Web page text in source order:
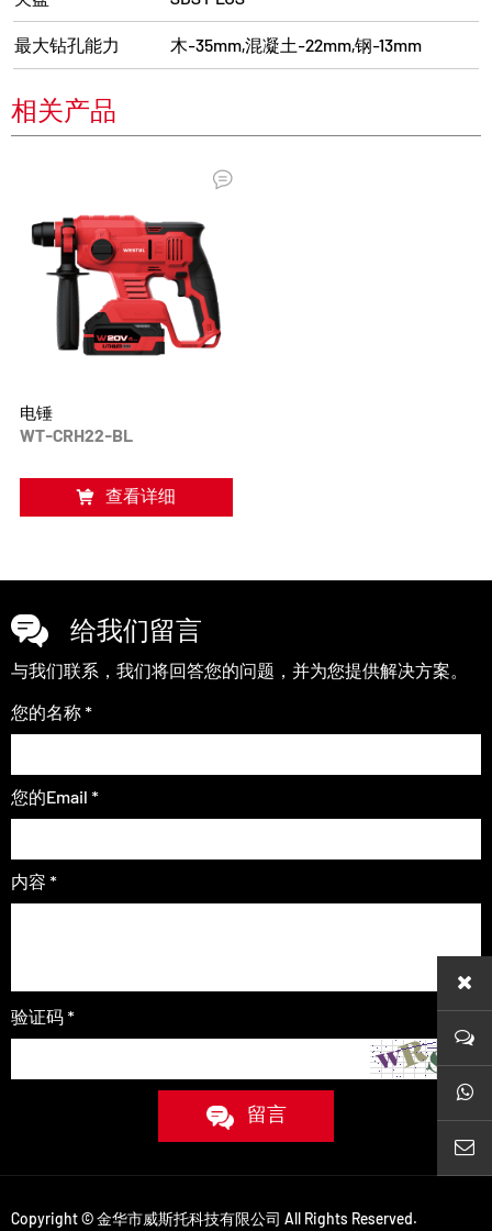
最大钻孔能力 木-35mm,混凝土-22mm,钢-13mm
相关产品
电锤
WT-CRH22-BL
查看详细
给我们留言
与我们联系，我们将回答您的问题，并为您提供解决方案。
您的名称 *
您的Email *
内容 *
验证码 *
留言
Copyright © 金华市威斯托科技有限公司 All Rights Reserved.